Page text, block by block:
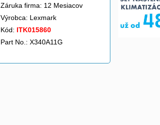
Záruka firma: 12 Mesiacov
Výrobca: Lexmark
Kód: ITK015860
Part No.: X340A11G